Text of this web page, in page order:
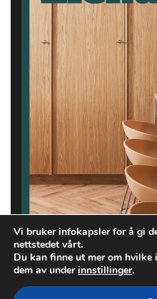
Vi bruker infokapsler for å gi
nettstedet vårt.
Du kan finne ut mer om
dem av underinnstillinger.